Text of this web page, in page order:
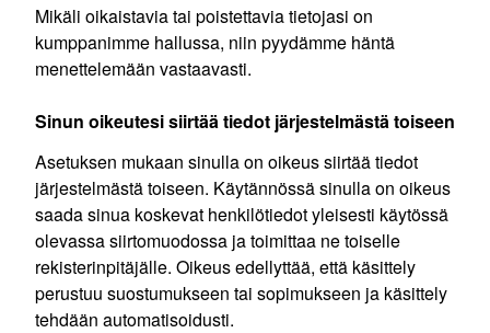
Mikäli oikaistavia tai poistettavia tietojasi on
kumppanimme hallussa, niin pyydämme häntä
menettelemään vastaavasti.
Sinun oikeutesi siirtää tiedot järjestelmästä toiseen
Asetuksen mukaan sinulla on oikeus siirtää tiedot
järjestelmästä toiseen. Käytännössä sinulla on oikeus
saada sinua koskevat henkilötiedot yleisesti käytössä
olevassa siirtomuodossa ja toimittaa ne toiselle
rekisterinpitäjälle. Oikeus edellyttää, että käsittely
perustuu suostumukseen tai sopimukseen ja käsittely
tehdään automatisoidusti.